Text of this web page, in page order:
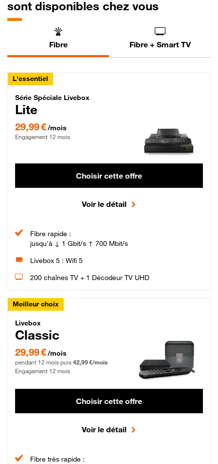
sont disponibles chez vous
Fibre Fibre + Smart TV
L'essentiel
Série Spéciale Livebox Lite Fibre
Série Spéciale Livebox
Lite
29,99 €/mois
Engagement 12 mois
Choisir cette offre
Voir le détail
Fibre rapide :
jusqu'à ↓ 1 Gbit/s ↑ 700 Mbit/s
Livebox 5 : Wifi 5
200 chaînes TV + 1 Décodeur TV UHD
Meilleur choix
Livebox Classic Fibre
Livebox
Classic
29,99 € par mois pendant 12 mois puis 42,99 € par mois, Engagement 12 mois
29,99 €/mois
pendant 12 mois puis 42,99 €/mois
Engagement 12 mois
Choisir cette offre
Voir le détail
Fibre très rapide :